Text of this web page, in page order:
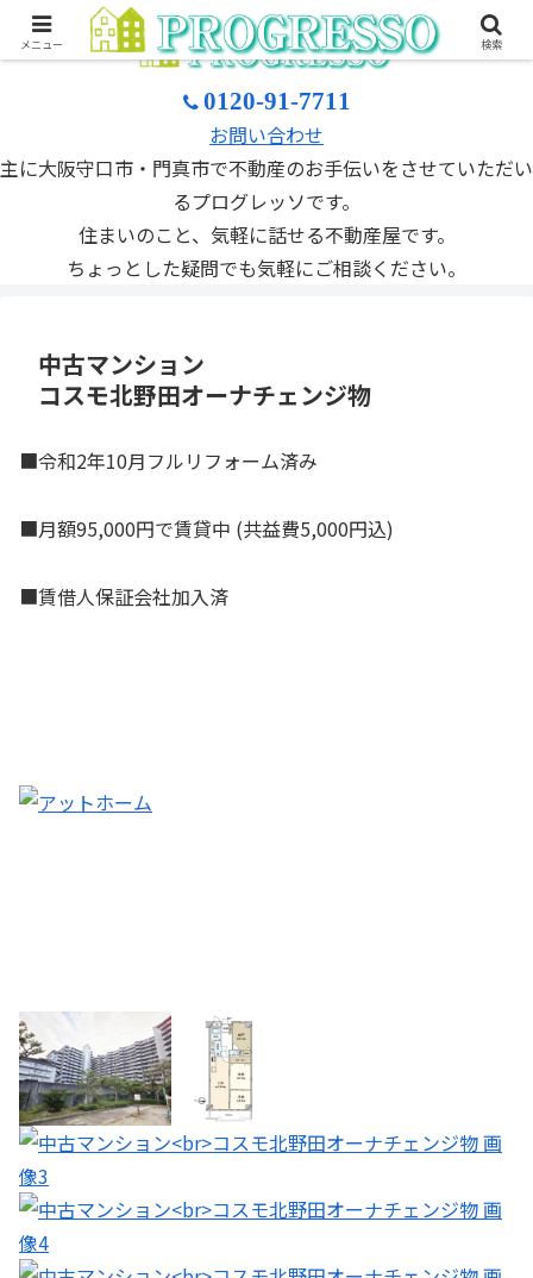
0120-91-7711
お問い合わせ
主に大阪守口市・門真市で不動産のお手伝いをさせていただい
るプログレッソです。
住まいのこと、気軽に話せる不動産屋です。
ちょっとした疑問でも気軽にご相談ください。
中古マンション
コスモ北野田オーナチェンジ物
■令和2年10月フルリフォーム済み
■月額95,000円で賃貸中 (共益費5,000円込)
■賃借人保証会社加入済
メニュー 検索